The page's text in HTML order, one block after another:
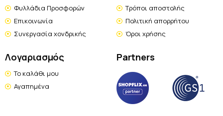
Φυλλάδια Προσφορών
Επικοινωνία
Συνεργασία χονδρικής
Τρόποι αποστολής
Πολιτική απορρήτου
Όροι χρήσης
Λογαριασμός
Το καλάθι μου
Αγαπημένα
Partners